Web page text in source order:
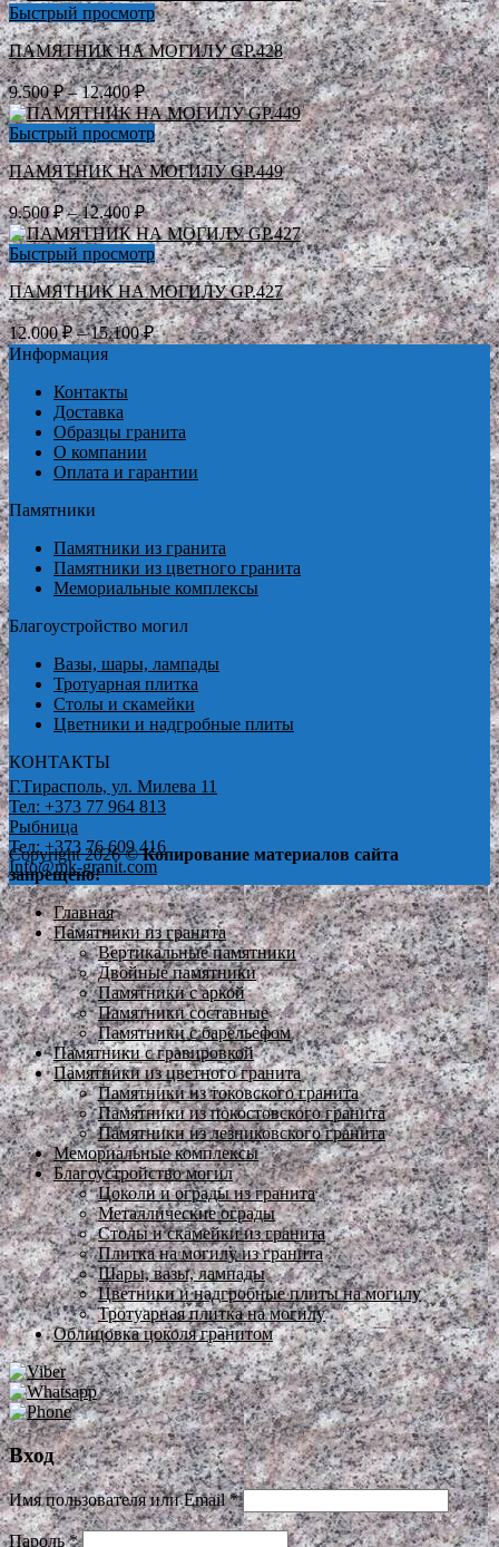
9.500 ₽
–
12.400 ₽
Быстрый просмотр
ПАМЯТНИК НА МОГИЛУ GP.428
9.500₽ – 12.400₽Диапазон
цен:
9.500 ₽
–
12.400 ₽
Быстрый просмотр
ПАМЯТНИК НА МОГИЛУ GP.449
9.500₽ – 12.400₽Диапазон
цен:
9.500 ₽
–
12.400 ₽
Быстрый просмотр
ПАМЯТНИК НА МОГИЛУ GP.427
12.000₽ – 15.100₽Диапазон
цен:
Информация
Контакты
Доставка
Образцы гранита
О компании
Оплата и гарантии
Памятники
Памятники из гранита
Памятники из цветного гранита
Мемориальные комплексы
Благоустройство могил
Вазы, шары, лампады
Тротуарная плитка
Столы и скамейки
Цветники и надгробные плиты
КОНТАКТЫ
Г.Тирасполь, ул. Милева 11
Тел: +373 77 964 813
Рыбница
Тел: +373 76 609 416
Info@mk-granit.com
Copyright 2026 ©Копирование материалов сайта
запрещено!
Главная
Памятники из гранита
Вертикальные памятники
Двойные памятники
Памятники с аркой
Памятники составные
Памятники с барельефом
Памятники с гравировкой
Памятники из цветного гранита
Памятники из токовского гранита
Памятники из покостовского гранита
Памятники из лезниковского гранита
Мемориальные комплексы
Благоустройство могил
Цоколи и ограды из гранита
Металлические ограды
Столы и скамейки из гранита
Плитка на могилу из гранита
Шары, вазы, лампады
Цветники и надгробные плиты на могилу
Тротуарная плитка на могилу
Облицовка цоколя гранитом
Вход
Имя пользователя или Email*
Пароль*